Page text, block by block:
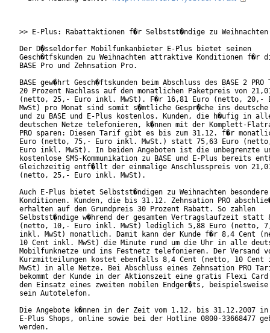
>> E-Plus: Rabattaktionen f�r Selbstst�ndige zu Weihnachten
Der D�sseldorfer Mobilfunkanbieter E-Plus bietet seinen
Gesch�tfskunden zu Weihnachten attraktive Konditionen f�r
BASE Pro und Zehnsation Pro.
BASE gew�hrt Gesch�ftskunden beim Abschluss des BASE 2
20 Prozent Nachlass auf den monatlichen Paketpreis von
(netto, 25,- Euro inkl. MwSt). F�r 16,81 Euro (netto, 20,-
MwSt) pro Monat sind somit s�mtliche Gespr�che ins
und zu BASE und E-Plus kostenlos. Kunden, die h�ufig in
deutschen Netze telefonieren, k�nnen mit der Komplett-
PRO sparen: Diesen Tarif gibt es bis zum 31.12. f�r
Euro (netto, 75,- Euro inkl. MwSt.) statt 75,63 Euro
Euro inkl. MwSt). In beiden Angeboten ist die unbegrenzte
kostenlose SMS-Kommunikation zu BASE und E-Plus bereits
Gleichzeitig entf�llt der einmalige Anschlusspreis von
(netto, 25,- Euro inkl. MwSt).
Auch E-Plus bietet Selbstst�ndigen zu Weihnachten besondere
Konditionen. Kunden, die bis 31.12. Zehnsation PRO
erhalten auf den Grundpreis 30 Prozent Rabatt. So zahlen
Selbstst�ndige w�hrend der gesamten Vertragslaufzeit statt
(netto, 10,- Euro inkl. MwSt) lediglich 5,88 Euro (netto,
inkl. MwSt) monatlich. Damit kann der Kunde f�r 8,4 Cent
10 Cent inkl. MwSt) die Minute rund um die Uhr in alle
Mobilfunknetze und ins Festnetz telefonieren. Der Versand
Kurzmitteilungen kostet ebenfalls 8,4 Cent (netto, 10
MwSt) in alle Netze. Bei Abschluss eines Zehnsation PRO
bekommt der Kunde in der Aktionszeit eine gratis Flexi
den Einsatz eines zweiten mobilen Endger�ts,
sein Autotelefon.
Die Angebote k�nnen in der Zeit vom 1.12. bis 31.12.2007
E-Plus Shops, online sowie bei der Hotline 0800-33668477
werden.